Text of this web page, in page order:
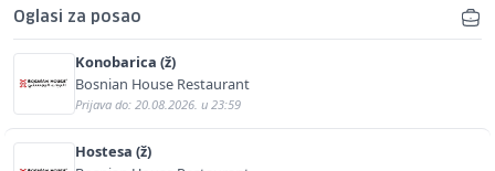
Oglasi za posao
Konobarica (ž)
Bosnian House Restaurant
Prijava do: 20.08.2026. u 23:59
Hostesa (ž)